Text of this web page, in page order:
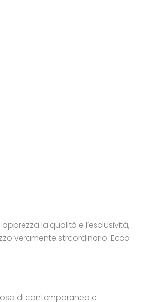
la qualità e l’esclusività,
veramente straordinario. Ecco
di contemporaneo e